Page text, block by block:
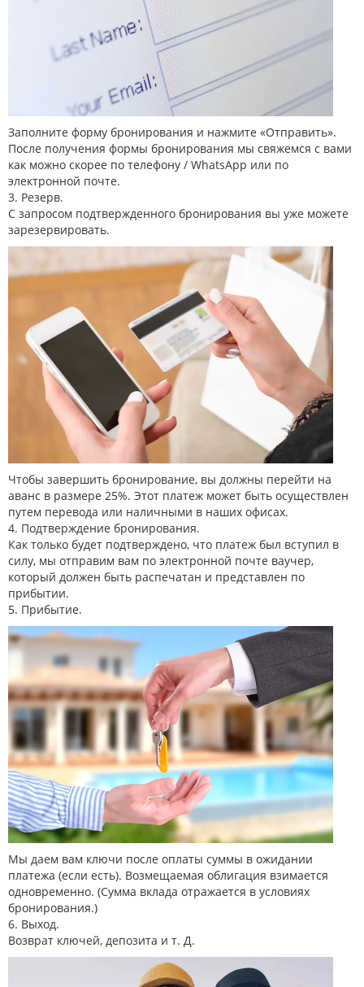
Заполните форму бронирования и нажмите «Отправить».
После получения формы бронирования мы свяжемся с вами
как можно скорее по телефону / WhatsApp или по
электронной почте.
3. Резерв.
С запросом подтвержденного бронирования вы уже можете
зарезервировать.
Чтобы завершить бронирование, вы должны перейти на
аванс в размере 25%. Этот платеж может быть осуществлен
путем перевода или наличными в наших офисах.
4. Подтверждение бронирования.
Как только будет подтверждено, что платеж был вступил в
силу, мы отправим вам по электронной почте ваучер,
который должен быть распечатан и представлен по
прибытии.
5. Прибытие.
Мы даем вам ключи после оплаты суммы в ожидании
платежа (если есть). Возмещаемая облигация взимается
одновременно. (Сумма вклада отражается в условиях
бронирования.)
6. Выход.
Возврат ключей, депозита и т. Д.